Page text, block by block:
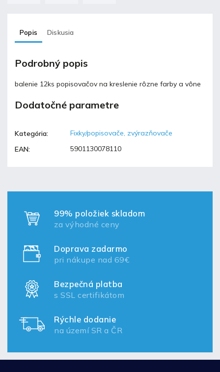
Popis Diskusia
Podrobný popis
balenie 12ks popisovačov na kreslenie rôzne farby a vône
Dodatočné parametre
Kategória:
Fixky/popisovače, zvýrazňovače
EAN: 5901130078110
99% položiek skladom
za výhodné ceny
Doprava zadarmo
pri nákupe nad 69€
Bezpečná platba
s SSL certifikátom
Rýchle dodanie
na území SR a ČR